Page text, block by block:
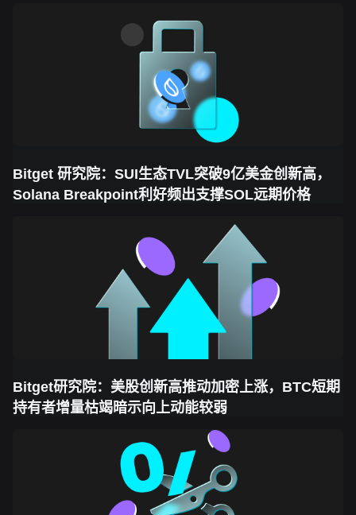
Bitget 研究院：SUI生态TVL突破9亿美金创新高，
Solana Breakpoint利好频出支撑SOL远期价格
Bitget研究院：美股创新高推动加密上涨，BTC短期
持有者增量枯竭暗示向上动能较弱